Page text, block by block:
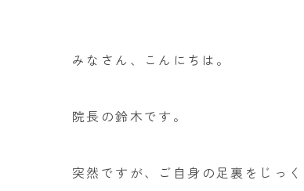
みなさん、こんにちは。
院長の鈴木です。
突然ですが、ご自身の足裏をじっ